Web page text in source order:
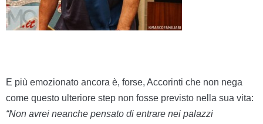
E più emozionato ancora è, forse, Accorinti che non nega
come questo ulteriore step non fosse previsto nella sua vita:
“Non avrei neanche pensato di entrare nei palazzi